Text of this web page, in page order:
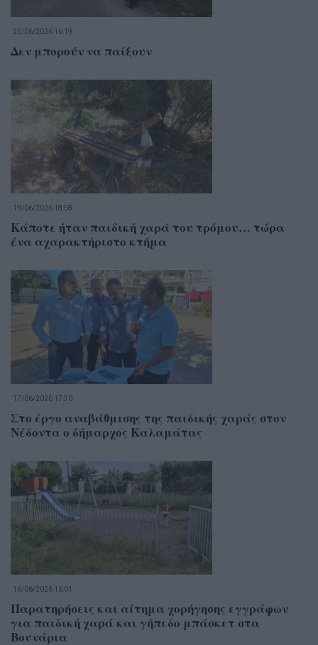
25/06/2026 16:19
Δεν μπορούν να παίξουν
19/06/2026 18:58
Κάποτε ήταν παιδική χαρά του τρόμου… τώρα
ένα αχαρακτήριστο κτήμα
17/06/2026 17:30
Στο έργο αναβάθμισης της παιδικής χαράς στον
Νέδοντα ο δήμαρχος Καλαμάτας
16/06/2026 16:01
Παρατηρήσεις και αίτημα χορήγησης εγγράφων
για παιδική χαρά και γήπεδο μπάσκετ στα
Βουνάρια